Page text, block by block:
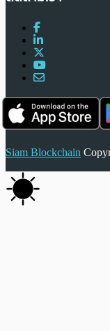
Siam Blockchain